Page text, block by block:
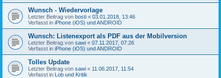
Wunsch - Wiedervorlage
Letzter Beitrag von bosti « 03.01.2018, 13:46
Verfasst in iPhone (iOS) und ANDROID
Wunsch: Listenexport als PDF aus der Mobilversion
Letzter Beitrag von sawi « 07.11.2017, 07:26
Verfasst in iPhone (iOS) und ANDROID
Tolles Update
Letzter Beitrag von sawi « 11.06.2017, 11:54
Verfasst in Lob und Kritik